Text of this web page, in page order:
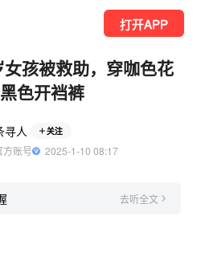
打开APP
孩被救助，穿咖色花
色开裆裤
寻人 关注
账号
  2025-1-10 08:17
去听全文